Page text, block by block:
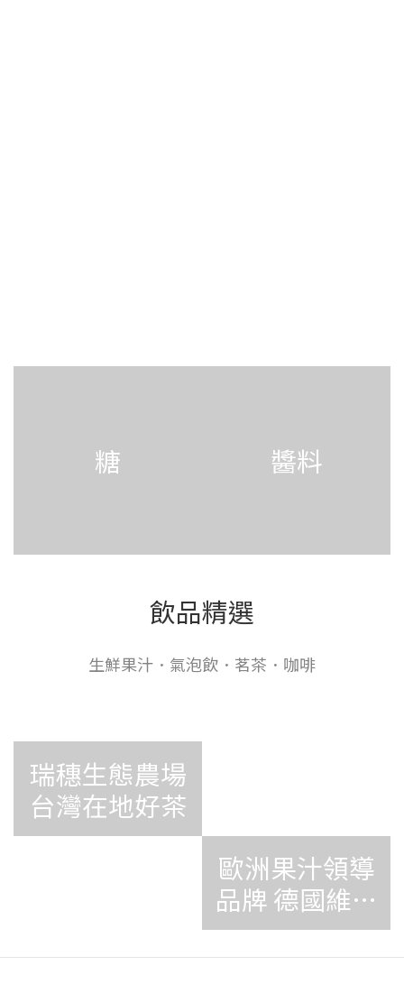
糖 醬料
飲品精選
生鮮果汁．氣泡飲．茗茶．咖啡
瑞穗生態農場
台灣在地好茶
歐洲果汁領導
品牌 德國維可
Voelkel